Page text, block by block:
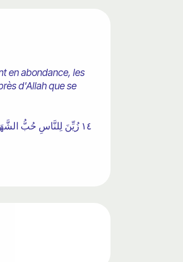
en abondance, les
d'Allah que se
١٤ زُيِّنَ لِلنَّاسِ حُبُّ